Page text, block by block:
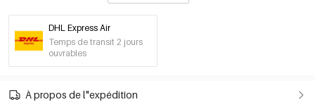
DHL Express Air
Temps de transit 2 jours
ouvrables
À propos de l"expédition